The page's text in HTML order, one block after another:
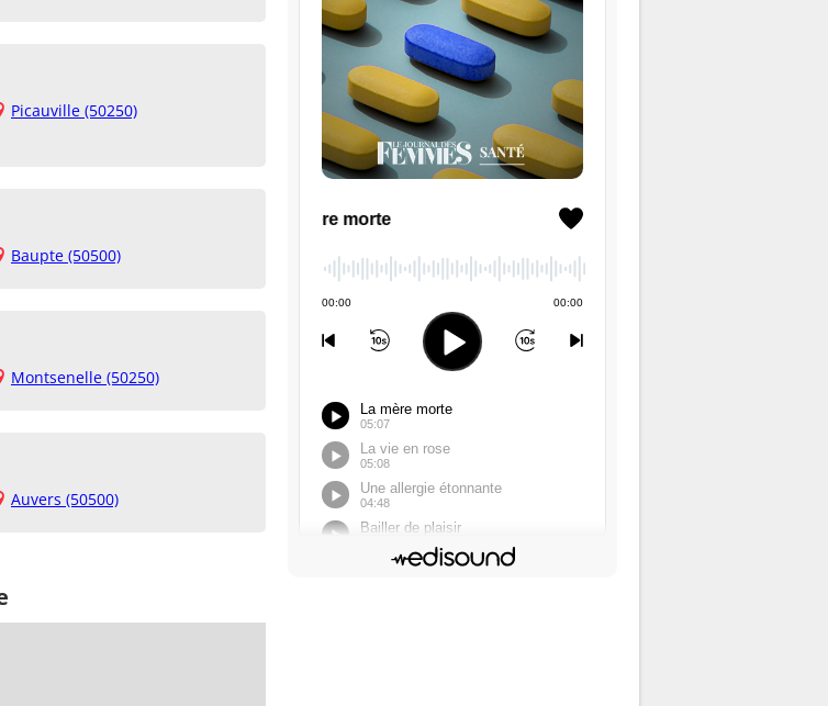
Picauville (50250)
Baupte (50500)
Montsenelle (50250)
Auvers (50500)